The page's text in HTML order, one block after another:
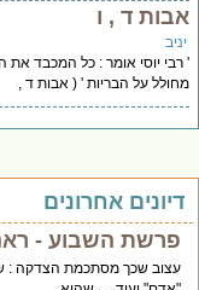
ד , ו
אומר : כל המכבד את התורה ,
הבריות ' ( אבות ד ,
אחרונים
השבוע - ראה
מסתכמת הצדקה : שהיא